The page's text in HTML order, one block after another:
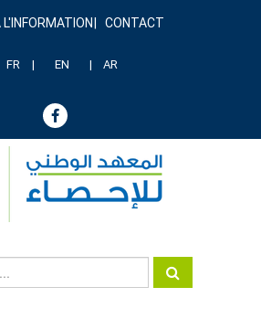
CONTACT
FR EN AR